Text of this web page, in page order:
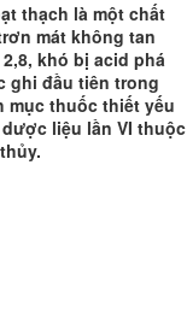
thạch là một chất
mát không tan
khó bị acid phá
ghi đầu tiên trong
mục thuốc thiết yếu
liệu lần VI thuộc